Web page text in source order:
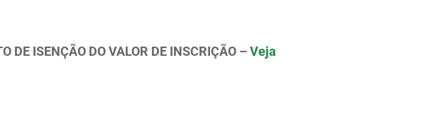
DE ISENÇÃO DO VALOR DE INSCRIÇÃO –Veja